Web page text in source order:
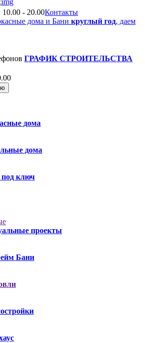
- 20.00Контакты
дома и Бани круглый год, даем
ГРАФИК СТРОИТЕЛЬСТВА
дома
дома
ключ
проекты
Бани